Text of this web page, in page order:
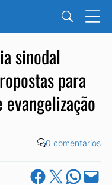
sinodal
para
0 comentários
Share on Facebook
Share on X Share on
Email this